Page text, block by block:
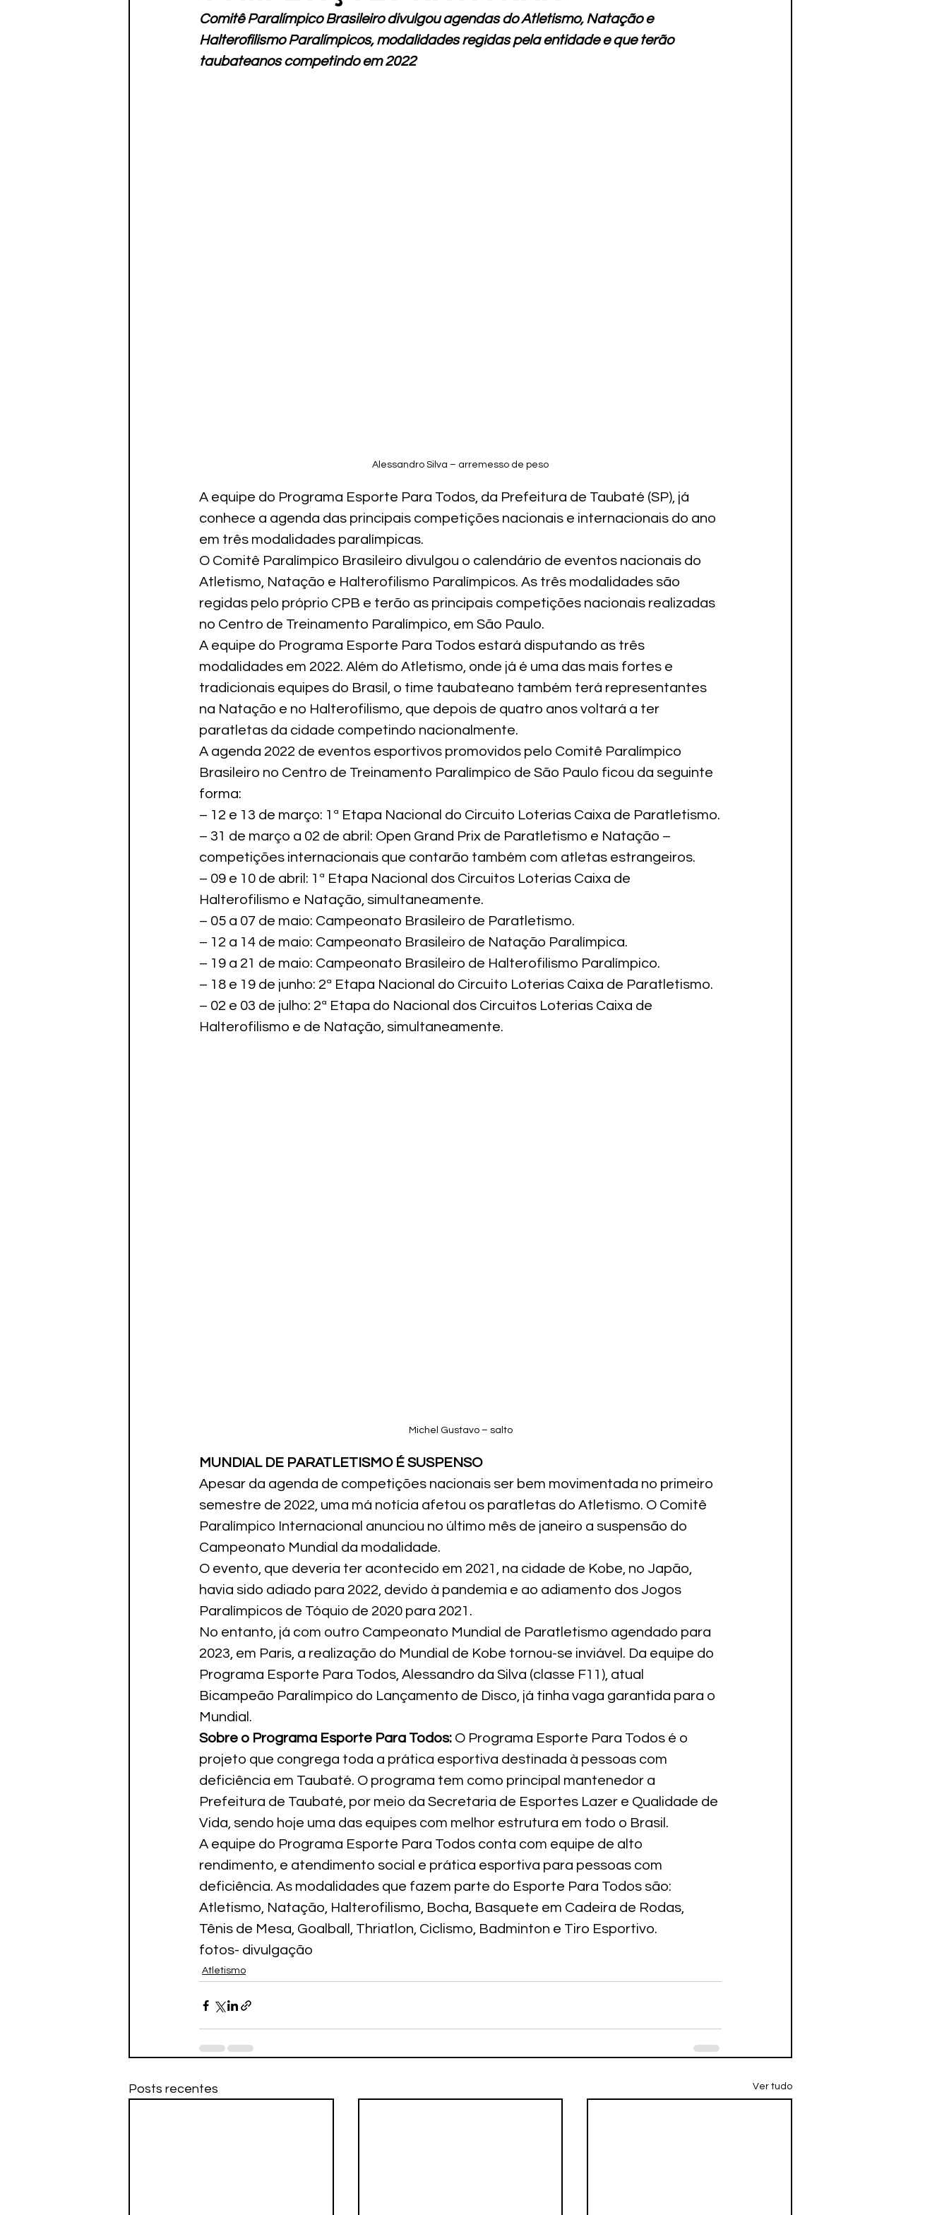
Comitê Paralímpico Brasileiro divulgou agendas do Atletismo, Natação e
Halterofilismo Paralímpicos, modalidades regidas pela entidade e que terão
taubateanos competindo em 2022
Alessandro Silva – arremesso de peso
A equipe do Programa Esporte Para Todos, da Prefeitura de Taubaté (SP), já
conhece a agenda das principais competições nacionais e internacionais do ano
em três modalidades paralímpicas.
O Comitê Paralímpico Brasileiro divulgou o calendário de eventos nacionais do
Atletismo, Natação e Halterofilismo Paralímpicos. As três modalidades são
regidas pelo próprio CPB e terão as principais competições nacionais realizadas
no Centro de Treinamento Paralímpico, em São Paulo.
A equipe do Programa Esporte Para Todos estará disputando as três
modalidades em 2022. Além do Atletismo, onde já é uma das mais fortes e
tradicionais equipes do Brasil, o time taubateano também terá representantes
na Natação e no Halterofilismo, que depois de quatro anos voltará a ter
paratletas da cidade competindo nacionalmente.
A agenda 2022 de eventos esportivos promovidos pelo Comitê Paralímpico
Brasileiro no Centro de Treinamento Paralímpico de São Paulo ficou da seguinte
forma:
– 12 e 13 de março: 1ª Etapa Nacional do Circuito Loterias Caixa de Paratletismo.
– 31 de março a 02 de abril: Open Grand Prix de Paratletismo e Natação –
competições internacionais que contarão também com atletas estrangeiros.
– 09 e 10 de abril: 1ª Etapa Nacional dos Circuitos Loterias Caixa de
Halterofilismo e Natação, simultaneamente.
– 05 a 07 de maio: Campeonato Brasileiro de Paratletismo.
– 12 a 14 de maio: Campeonato Brasileiro de Natação Paralímpica.
– 19 a 21 de maio: Campeonato Brasileiro de Halterofilismo Paralímpico.
– 18 e 19 de junho: 2ª Etapa Nacional do Circuito Loterias Caixa de Paratletismo.
– 02 e 03 de julho: 2ª Etapa do Nacional dos Circuitos Loterias Caixa de
Halterofilismo e de Natação, simultaneamente.
Michel Gustavo – salto
MUNDIAL DE PARATLETISMO É SUSPENSO
Apesar da agenda de competições nacionais ser bem movimentada no primeiro
semestre de 2022, uma má notícia afetou os paratletas do Atletismo. O Comitê
Paralímpico Internacional anunciou no último mês de janeiro a suspensão do
Campeonato Mundial da modalidade.
O evento, que deveria ter acontecido em 2021, na cidade de Kobe, no Japão,
havia sido adiado para 2022, devido à pandemia e ao adiamento dos Jogos
Paralímpicos de Tóquio de 2020 para 2021.
No entanto, já com outro Campeonato Mundial de Paratletismo agendado para
2023, em Paris, a realização do Mundial de Kobe tornou-se inviável. Da equipe do
Programa Esporte Para Todos, Alessandro da Silva (classe F11), atual
Bicampeão Paralímpico do Lançamento de Disco, já tinha vaga garantida para o
Mundial.
Sobre o Programa Esporte Para Todos: O Programa Esporte Para Todos é o
projeto que congrega toda a prática esportiva destinada à pessoas com
deficiência em Taubaté. O programa tem como principal mantenedor a
Prefeitura de Taubaté, por meio da Secretaria de Esportes Lazer e Qualidade de
Vida, sendo hoje uma das equipes com melhor estrutura em todo o Brasil.
A equipe do Programa Esporte Para Todos conta com equipe de alto
rendimento, e atendimento social e prática esportiva para pessoas com
deficiência. As modalidades que fazem parte do Esporte Para Todos são:
Atletismo, Natação, Halterofilismo, Bocha, Basquete em Cadeira de Rodas,
Tênis de Mesa, Goalball, Thriatlon, Ciclismo, Badminton e Tiro Esportivo.
fotos- divulgação
Atletismo
Posts recentes Ver tudo